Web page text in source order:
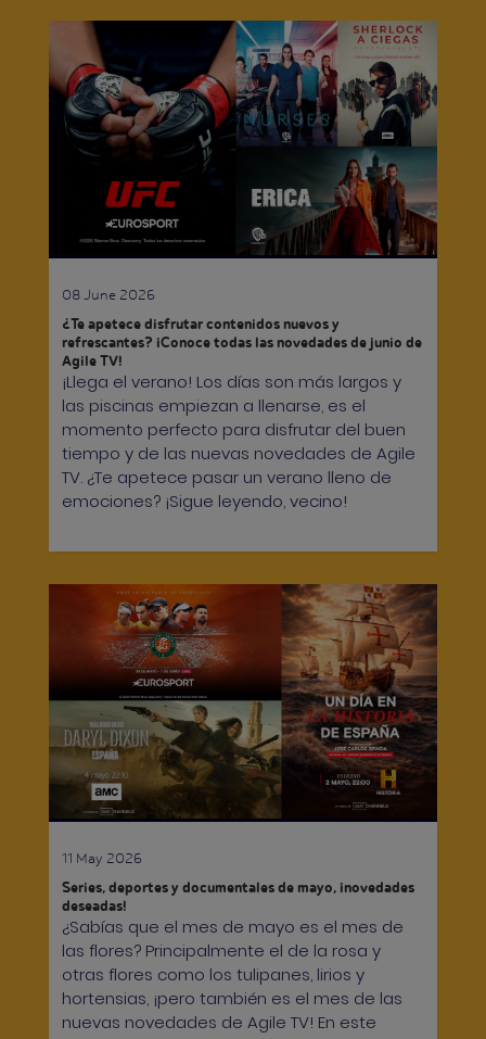
08 June 2026
¿Te apetece disfrutar contenidos nuevos y
refrescantes? ¡Conoce todas las novedades de junio de
Agile TV!
¡Llega el verano! Los días son más largos y
las piscinas empiezan a llenarse, es el
momento perfecto para disfrutar del buen
tiempo y de las nuevas novedades de Agile
TV. ¿Te apetece pasar un verano lleno de
emociones? ¡Sigue leyendo, vecino!
11 May 2026
Series, deportes y documentales de mayo, ¡novedades
deseadas!
¿Sabías que el mes de mayo es el mes de
las flores? Principalmente el de la rosa y
otras flores como los tulipanes, lirios y
hortensias, ¡pero también es el mes de las
nuevas novedades de Agile TV! En este